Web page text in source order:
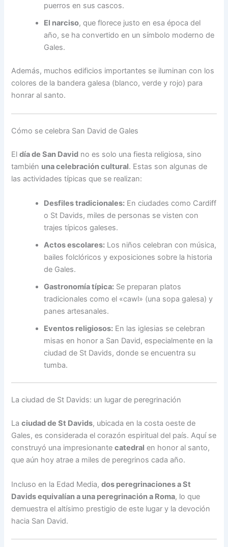
puerros en sus cascos.
El narciso, que florece justo en esa época del
año, se ha convertido en un símbolo moderno de
Gales.
Además, muchos edificios importantes se iluminan con los
colores de la bandera galesa (blanco, verde y rojo) para
honrar al santo.
Cómo se celebra San David de Gales
Eldía de San David no es solo una fiesta religiosa, sino
también una celebración cultural. Estas son algunas de
las actividades típicas que se realizan:
Desfiles tradicionales: En ciudades como Cardiff
o St Davids, miles de personas se visten con
trajes típicos galeses.
Actos escolares: Los niños celebran con música,
bailes folclóricos y exposiciones sobre la historia
de Gales.
Gastronomía típica: Se preparan platos
tradicionales como el «cawl» (una sopa galesa) y
panes artesanales.
Eventos religiosos: En las iglesias se celebran
misas en honor a San David, especialmente en la
ciudad de St Davids, donde se encuentra su
tumba.
La ciudad de St Davids: un lugar de peregrinación
Laciudad de St Davids, ubicada en la costa oeste de
Gales, es considerada el corazón espiritual del país. Aquí se
construyó una impresionantecatedral en honor al santo,
que aún hoy atrae a miles de peregrinos cada año.
Incluso en la Edad Media,dos peregrinaciones a St
Davids equivalían a una peregrinación a Roma, lo que
demuestra el altísimo prestigio de este lugar y la devoción
hacia San David.